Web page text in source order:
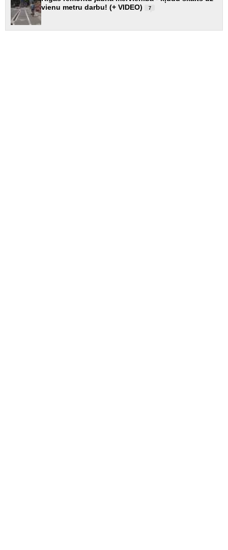
vienu metru darbu! (+ VIDEO)
7